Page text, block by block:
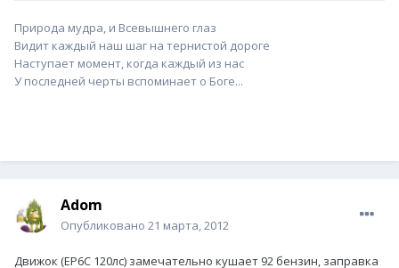
Природа мудра, и Всевышнего глаз
Видит каждый наш шаг на тернистой дороге
Наступает момент, когда каждый из нас
У последней черты вспоминает о Боге...
Adom
Опубликовано 21 марта, 2012
Движок (ЕР6С 120лс) замечательно кушает 92 бензин, заправка